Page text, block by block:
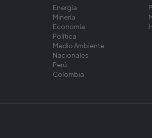
Energía
Minería
Economía
Política
Medio Ambiente
Nacionales
Perú
Colombia